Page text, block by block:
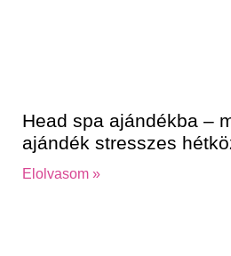
Head spa ajándékba –
ajándék stresszes
Elolvasom »